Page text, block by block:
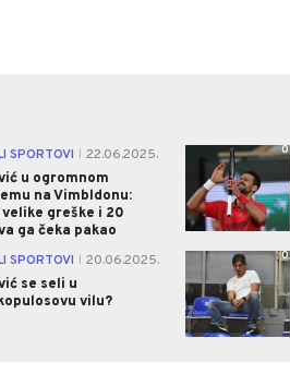
SPORTOVI
22.06.2025.
u ogromnom
na Vimbldonu:
velike greške i 20
ga čeka pakao
0
SPORTOVI
20.06.2025.
se seli u
vilu?
0